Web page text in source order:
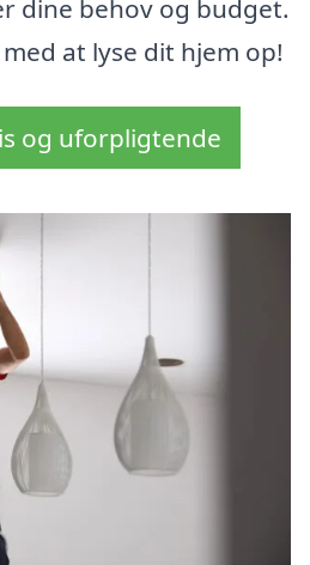
dine behov og budget.
at lyse dit hjem op!
og uforpligtende